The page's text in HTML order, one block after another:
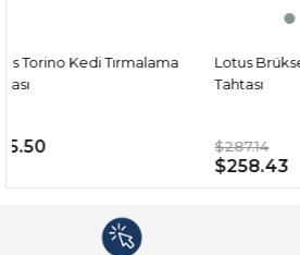
Lotus Brüksel Kedi Tırmalama
%10